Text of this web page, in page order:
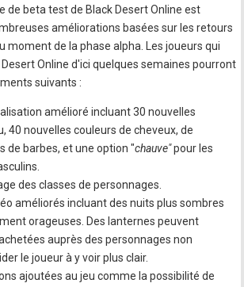
de beta test de Black Desert Online est
améliorations basées sur les retours
moment de la phase alpha. Les joueurs qui
Online d'ici quelques semaines pourront
suivants :
amélioré incluant 30 nouvelles
40 nouvelles couleurs de cheveux, de
de barbes, et une option "chauve"pour les
des classes de personnages.
améliorés incluant des nuits plus sombres
orageuses. Des lanternes peuvent
auprès des personnages non
le joueur à y voir plus clair.
ajoutées au jeu comme la possibilité de